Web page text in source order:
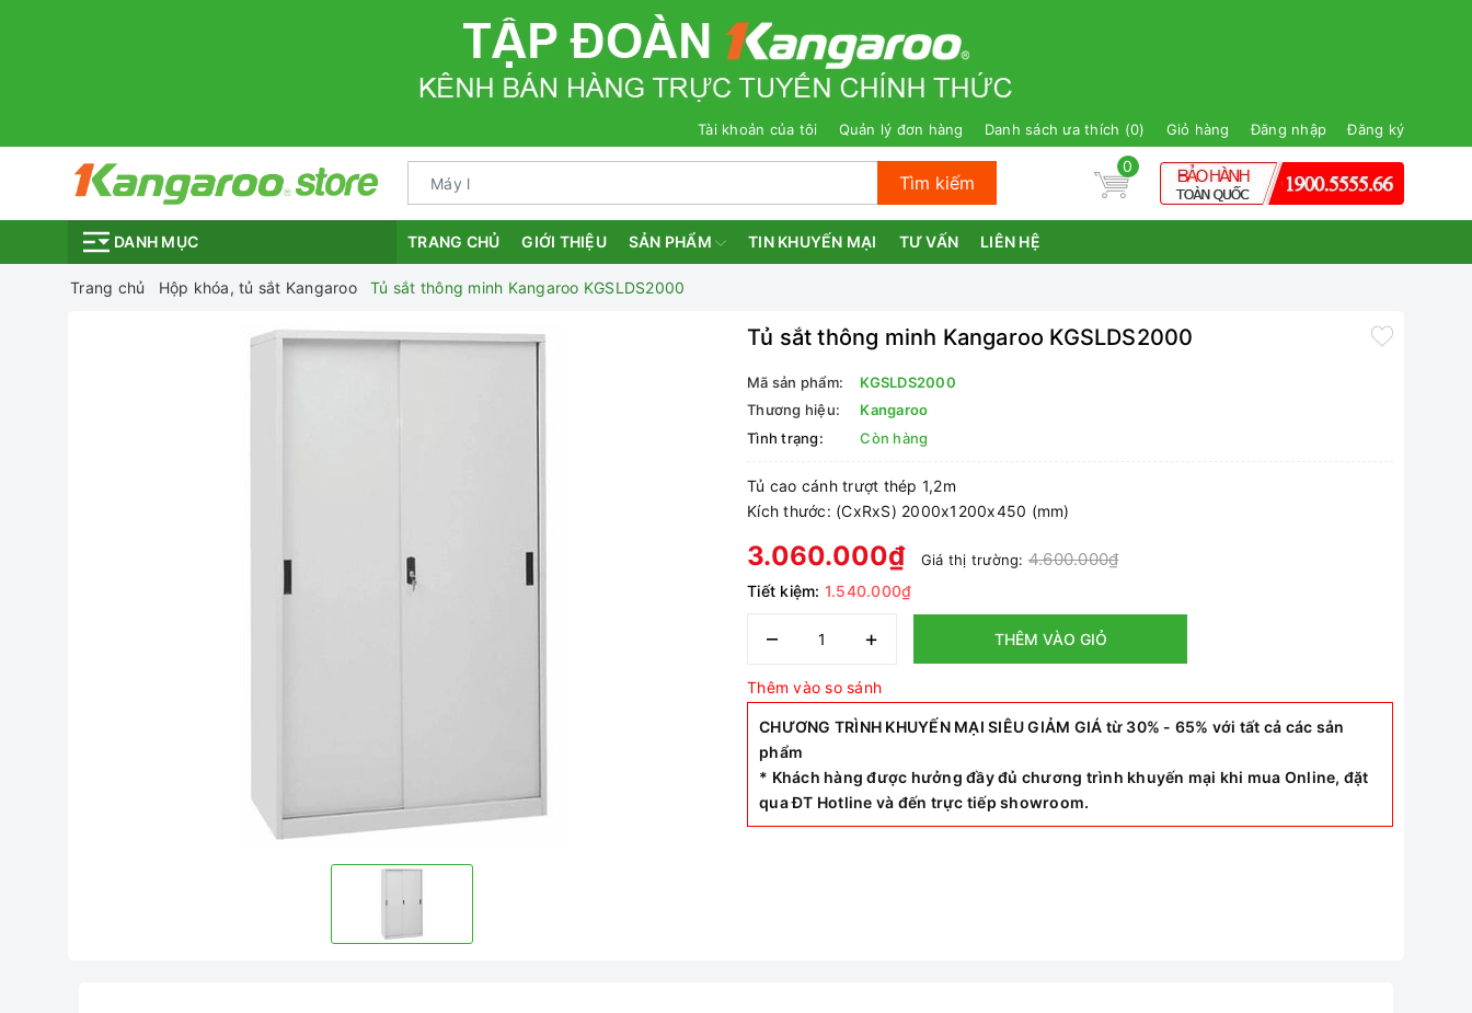
Tài khoản của tôi Quản lý đơn hàng Danh sách ưa thích (0) Giỏ hàng Đăng nhập Đăng ký
Tìm kiếm
0
DANH MỤC TRANG CHỦ GIỚI THIỆU SẢN PHẨM TIN KHUYẾN MẠI TƯ VẤN LIÊN HỆ
Trang chủ Hộp khóa, tủ sắt Kangaroo Tủ sắt thông minh Kangaroo KGSLDS2000
Tủ sắt thông minh Kangaroo KGSLDS2000
Mã sản phẩm:
KGSLDS2000
Thương hiệu:
Kangaroo
Tình trạng:
Còn hàng
Tủ cao cánh trượt thép 1,2m
Kích thước: (CxRxS) 2000x1200x450 (mm)
3.060.000₫ Giá thị trường:4.600.000₫
Tiết kiệm: 1.540.000₫
– + THÊM VÀO GIỎ
Thêm vào so sánh
CHƯƠNG TRÌNH KHUYẾN MẠI SIÊU GIẢM GIÁ từ 30% - 65% với tất cả các sản
phẩm
* Khách hàng được hưởng đầy đủ chương trình khuyến mại khi mua Online, đặt
qua ĐT Hotline và đến trực tiếp showroom.